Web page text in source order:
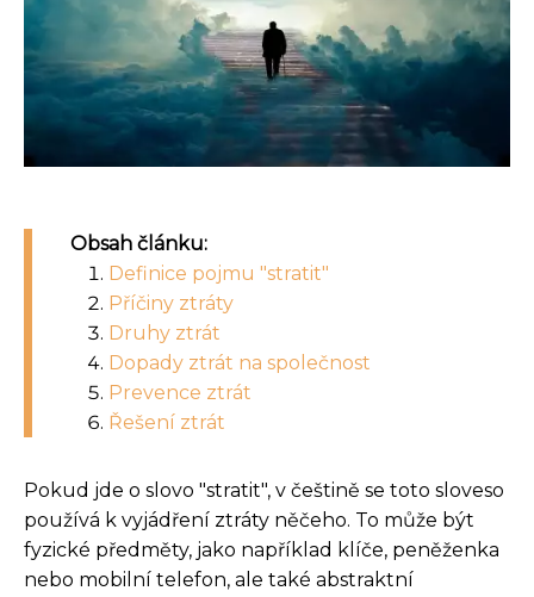
Obsah článku:
Definice pojmu "stratit"
Příčiny ztráty
Druhy ztrát
Dopady ztrát na společnost
Prevence ztrát
Řešení ztrát
Pokud jde o slovo "stratit", v češtině se toto sloveso
používá k vyjádření ztráty něčeho. To může být
fyzické předměty, jako například klíče, peněženka
nebo mobilní telefon, ale také abstraktní